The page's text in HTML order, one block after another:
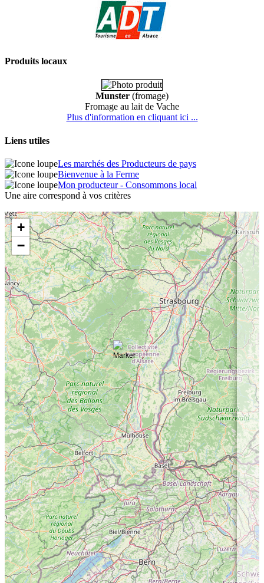
Produits locaux
Munster (fromage)
Fromage au lait de Vache
Plus d'information en cliquant ici ...
Liens utiles
Les marchés des Producteurs de pays
Bienvenue à la Ferme
Mon producteur - Consommons local
Une aire correspond à vos critères
+
−